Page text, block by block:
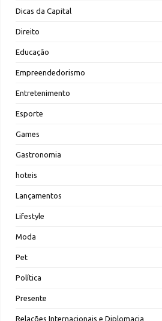
Dicas da Capital
Direito
Educação
Empreendedorismo
Entretenimento
Esporte
Games
Gastronomia
hoteis
Lançamentos
Lifestyle
Moda
Pet
Política
Presente
Relações Internacionais e Diplomacia